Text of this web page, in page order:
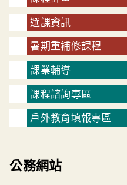
選課資訊
暑期重補修課程
課業輔導
課程諮詢專區
戶外教育填報專區
公務網站